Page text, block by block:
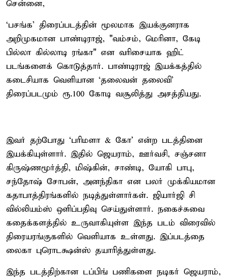
சென்னை,
‘பசங்க’ திரைப்படத்தின் மூலமாக இயக்குனராக
அறிமுகமான பாண்டிராஜ், "வம்சம், மெரினா, கேடி
பில்லா கில்லாடி ரங்கா" என வரிசையாக ஹிட்
படங்களைக் கொடுத்தார். பாண்டிராஜ் இயக்கத்தில்
கடைசியாக வெளியான ‘தலைவன் தலைவி’
திரைப்படமும் ரூ.100 கோடி வசூலித்து அசத்தியது.
இவர் தற்போது ‘பரிமளா & கோ’ என்ற படத்தினை
இயக்கியுள்ளார். இதில் ஜெயராம், ஊர்வசி, சஞ்சனா
கிருஷ்ணமூர்த்தி, மிஷ்கின், சாண்டி, யோகி பாபு,
சந்தோஷ் சோபன், அனந்திகா என பலர் முக்கியமான
கதாபாத்திரங்களில் நடித்துள்ளார்கள். ஜியார்ஜி சி
வில்லியம்ஸ் ஒளிப்பதிவு செய்துள்ளார். நகைச்சுவை
கதைக்களத்தில் உருவாகியுள்ள இந்த படம் விரைவில்
திரையரங்குகளில் வெளியாக உள்ளது. இப்படத்தை
லைகா புரொடக்ஷன்ஸ் தயாரித்துள்ளது.
இந்த படத்திற்கான டப்பிங் பணிகளை நடிகர் ஜெயராம்,